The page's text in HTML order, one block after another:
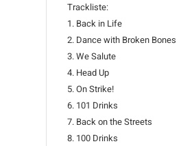
Trackliste:
1. Back in Life
2. Dance with Broken Bones
3. We Salute
4. Head Up
5. On Strike!
6. 101 Drinks
7. Back on the Streets
8. 100 Drinks